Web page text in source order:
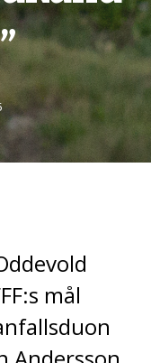
mål